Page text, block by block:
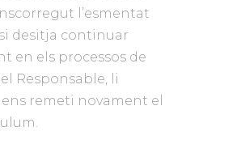
l’esmentat
desitja continuar
en els processos de
Responsable, li
remeti novament el